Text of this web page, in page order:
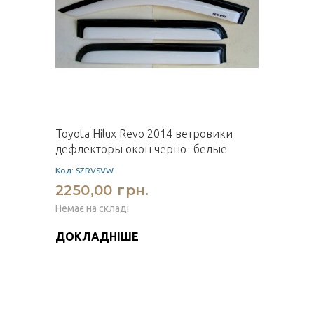
Toyota Hilux Revo 2014 ветровики
дефлекторы окон черно- белые
Код: SZRVSVW
2250,00 грн.
Немає на складі
ДОКЛАДНІШЕ